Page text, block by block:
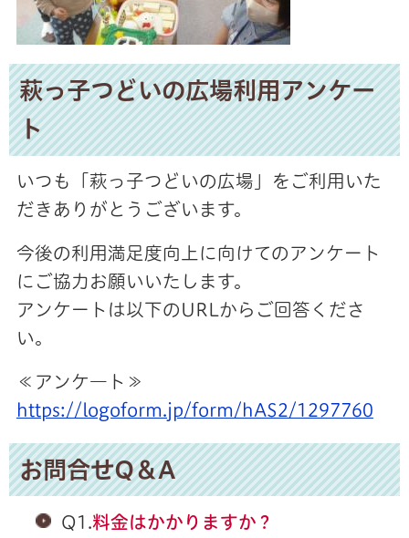
萩っ子つどいの広場利用アンケー
ト
いつも「萩っ子つどいの広場」をご利用いた
だきありがとうございます。
今後の利用満足度向上に向けてのアンケート
にご協力お願いいたします。
アンケートは以下のURLからご回答くださ
い。
≪アンケ―ト≫
https://logoform.jp/form/hAS2/1297760
お問合せQ＆A
Q1. 料金はかかりますか？